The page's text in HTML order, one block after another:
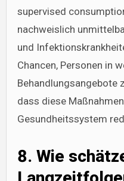
supervised
nachweislich
und
Chancen, Personen in
Behandlungsangebote
dass diese
Gesundheitssystem
8. Wie